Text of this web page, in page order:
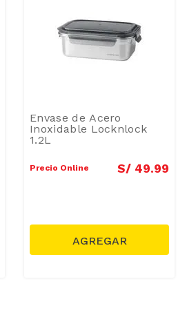
Envase de Acero
Inoxidable Locknlock
1.2L
Precio Online S/ 49.99